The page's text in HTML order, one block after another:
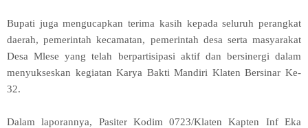
Bupati juga mengucapkan terima kasih kepada seluruh perangkat
daerah, pemerintah kecamatan, pemerintah desa serta masyarakat
Desa Mlese yang telah berpartisipasi aktif dan bersinergi dalam
menyukseskan kegiatan Karya Bakti Mandiri Klaten Bersinar Ke-
32.
Dalam laporannya, Pasiter Kodim 0723/Klaten Kapten Inf Eka